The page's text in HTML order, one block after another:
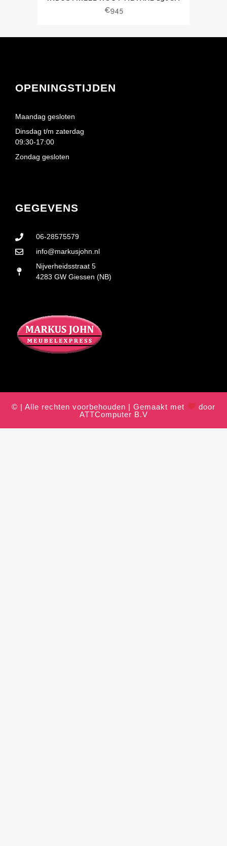
€945
GEGEVENS
06-28575579
info@markusjohn.nl
Nijverheidsstraat 5
4283 GW Giessen (NB)
OPENINGSTIJDEN
Maandag gesloten
Dinsdag t/m zaterdag
09:30-17:00
Zondag gesloten
© | Alle rechten voorbehouden | Gemaakt met
door
ATTComputer B.V